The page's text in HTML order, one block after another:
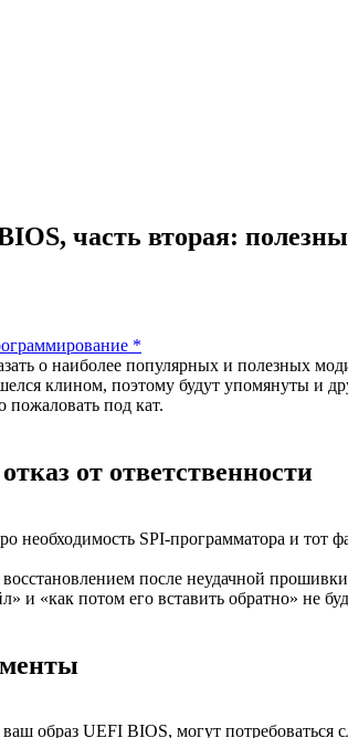
часть вторая:
*
о наиболее популярных и полезных
клином, поэтому будут упомянуты и
под кат.
от ответственности
необходимость SPI-программатора и
после неудачной
и «как потом его вставить обратно» не
образ UEFI BIOS, могут потребоваться